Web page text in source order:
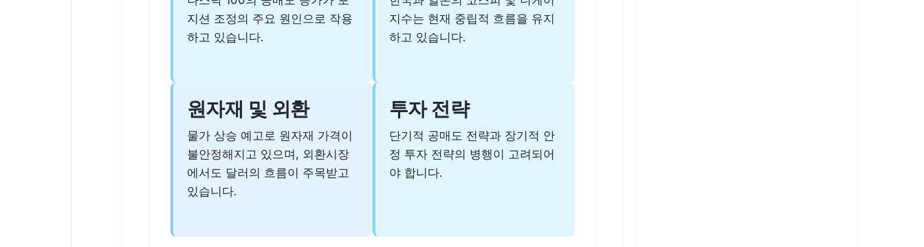
지션 조정의 주요 원인으로 작용
하고 있습니다.
지수는 현재 중립적 흐름을 유지
하고 있습니다.
원자재 및 외환
물가 상승 예고로 원자재 가격이
불안정해지고 있으며, 외환시장
에서도 달러의 흐름이 주목받고
있습니다.
투자 전략
단기적 공매도 전략과 장기적 안
정 투자 전략의 병행이 고려되어
야 합니다.